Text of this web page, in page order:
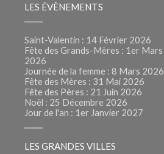
LES ÉVÈNEMENTS
Saint-Valentin : 14 Février 2026
Fête des Grands-Mères : 1er Mars
2026
Journée de la femme : 8 Mars 2026
Fête des Mères : 31 Mai 2026
Fête des Pères : 21 Juin 2026
Noël : 25 Décembre 2026
Jour de l'an : 1er Janvier 2027
LES GRANDES VILLES